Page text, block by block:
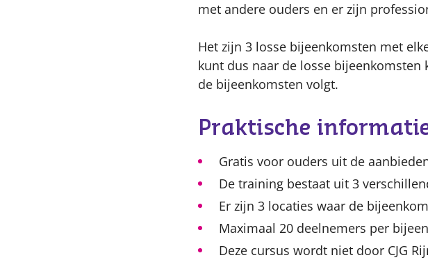
met andere ouders en er zijn
Het zijn 3 losse bijeenkomsten met
kunt dus naar de losse
de bijeenkomsten volgt.
Praktische
Gratis voor ouders uit de
De training bestaat uit 3
Er zijn 3 locaties waar de
Maximaal 20 deelnemers per
Deze cursus wordt niet door CJG